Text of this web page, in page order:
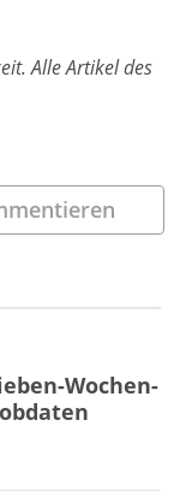
Alle Artikel des
Wochen-